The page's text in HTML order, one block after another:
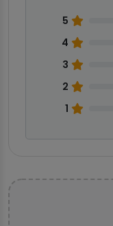
5
4
3
2
1